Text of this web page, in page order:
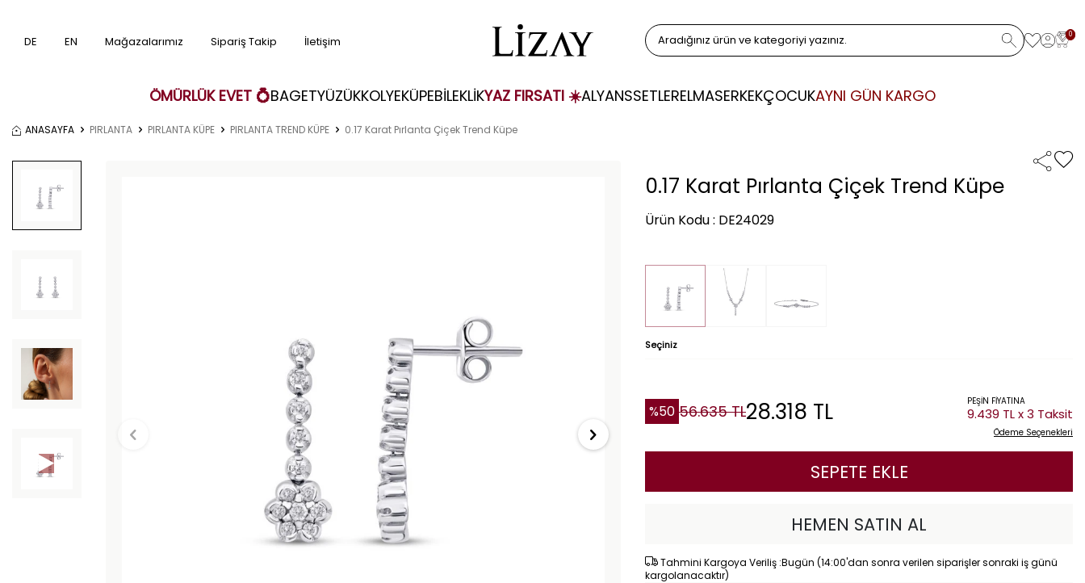
DE EN Mağazalarımız Sipariş Takip İletişim 0
ÖMÜRLÜK EVET 💍BAGETYÜZÜKKOLYEKÜPEBİLEKLİKYAZ FIRSATI ☀️ALYANSSETLERELMASERKEKÇOCUKAYNI GÜN KARGO
ANASAYFA PIRLANTA PIRLANTA KÜPE PIRLANTA TREND KÜPE 0.17 Karat Pırlanta Çiçek Trend Küpe
0.17 Karat Pırlanta Çiçek Trend Küpe
Ürün Kodu : DE24029
Seçiniz
%50 56.635TL28.318 TL PEŞİN FİYATINA
9.439 TL x 3 Taksit
Ödeme Seçenekleri
SEPETE EKLE
HEMEN SATIN AL
Tahmini Kargoya Veriliş :Bugün (14:00'dan sonra verilen siparişler sonraki iş günü
kargolanacaktır)